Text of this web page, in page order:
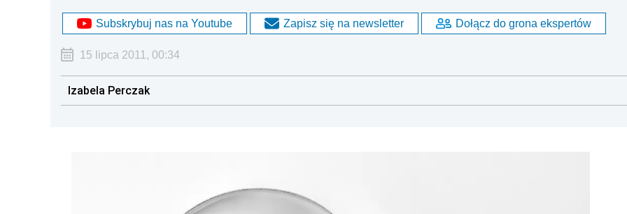
Subskrybuj nas na Youtube Zapisz się na newsletter Dołącz do grona ekspertów
15 lipca 2011, 00:34
Izabela Perczak